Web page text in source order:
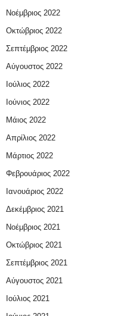
Νοέμβριος 2022
Οκτώβριος 2022
Σεπτέμβριος 2022
Αύγουστος 2022
Ιούλιος 2022
Ιούνιος 2022
Μάιος 2022
Απρίλιος 2022
Μάρτιος 2022
Φεβρουάριος 2022
Ιανουάριος 2022
Δεκέμβριος 2021
Νοέμβριος 2021
Οκτώβριος 2021
Σεπτέμβριος 2021
Αύγουστος 2021
Ιούλιος 2021